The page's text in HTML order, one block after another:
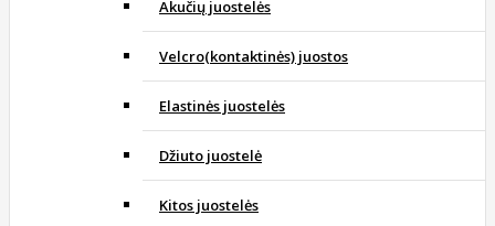
Akučių juostelės
Velcro(kontaktinės) juostos
Elastinės juostelės
Džiuto juostelė
Kitos juostelės